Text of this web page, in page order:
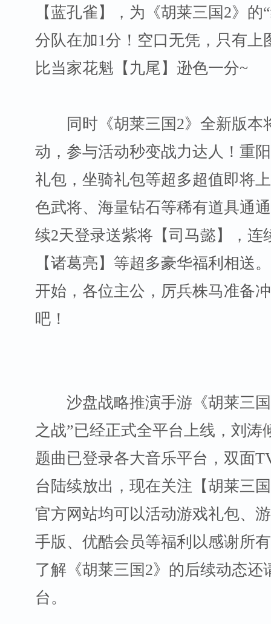
【蓝孔雀】，为《胡莱三国2》的
分队在加1分！空口无凭，只有上
比当家花魁【九尾】逊色一分~
同时《胡莱三国2》全新版本
动，参与活动秒变战力达人！重
礼包，坐骑礼包等超多超值即将
色武将、海量钻石等稀有道具通
续2天登录送紫将【司马懿】，连
【诸葛亮】等超多豪华福利相送
开始，各位主公，厉兵株马准备
吧！
沙盘战略推演手游《胡莱三国
之战”已经正式全平台上线，刘涛
题曲已登录各大音乐平台，双面
台陆续放出，现在关注【胡莱三
官方网站均可以活动游戏礼包、
手版、优酷会员等福利以感谢所
了解《胡莱三国2》的后续动态还
台。